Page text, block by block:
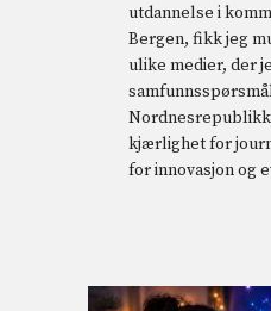
utdannelse i
Bergen, fikk jeg
ulike medier, der
kjærlighet for
for innovasjon og